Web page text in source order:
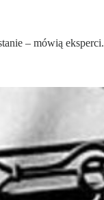
– mówią eksperci.